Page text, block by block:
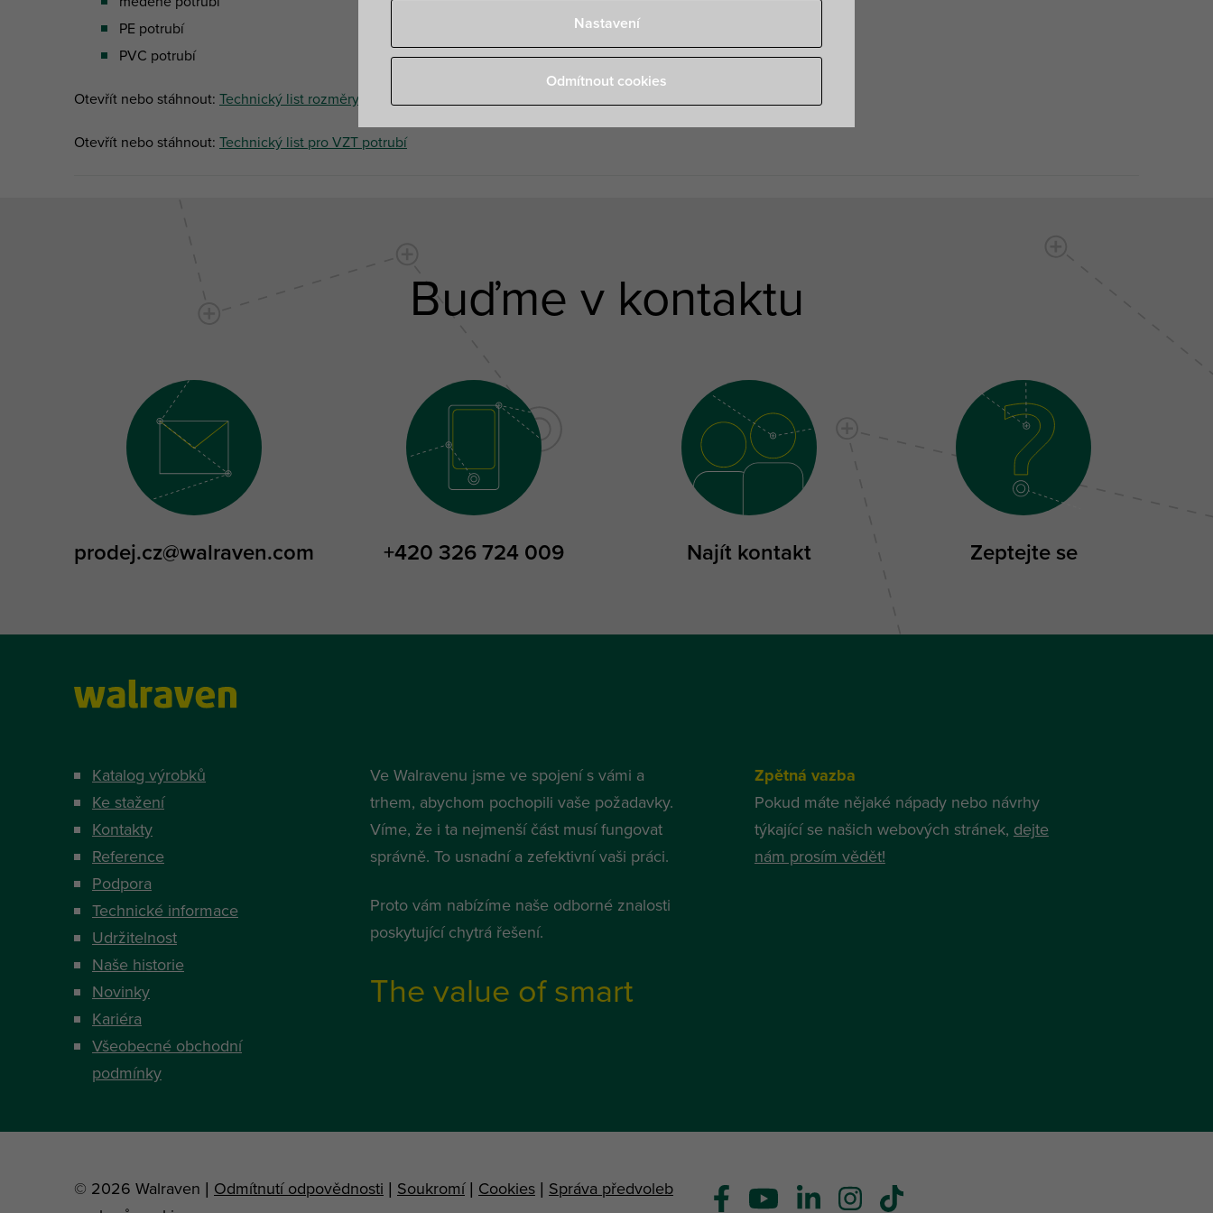
PE potrubí
PVC potrubí
Otevřít nebo stáhnout: Technický list rozměry a váha potrubí
Otevřít nebo stáhnout: Technický list pro VZT potrubí
Buďme v kontaktu
prodej.cz@walraven.com +420 326 724 009 Najít kontakt Zeptejte se
Katalog výrobků
Ke stažení
Kontakty
Reference
Podpora
Technické informace
Udržitelnost
Naše historie
Novinky
Kariéra
Všeobecné obchodní
podmínky
Ve Walravenu jsme ve spojení s vámi a
trhem, abychom pochopili vaše požadavky.
Víme, že i ta nejmenší část musí fungovat
správně. To usnadní a zefektivní vaši práci.
Proto vám nabízíme naše odborné znalosti
poskytující chytrá řešení.
The value of smart
Zpětná vazba
Pokud máte nějaké nápady nebo návrhy
týkající se našich webových stránek, dejte
nám prosím vědět!
© 2026 Walraven | Odmítnutí odpovědnosti | Soukromí| Cookies | Správa předvoleb
Nastavení
Odmítnout cookies